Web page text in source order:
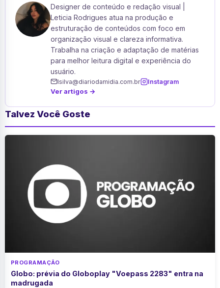
Designer de conteúdo e redação visual |
Leticia Rodrigues atua na produção e
estruturação de conteúdos com foco em
organização visual e clareza informativa.
Trabalha na criação e adaptação de matérias
para melhor leitura digital e experiência do
usuário.
lsilva@diariodamidia.com.br Instagram
Ver artigos →
Talvez Você Goste
PROGRAMAÇÃO
Globo: prévia do Globoplay "Voepass 2283" entra na
madrugada